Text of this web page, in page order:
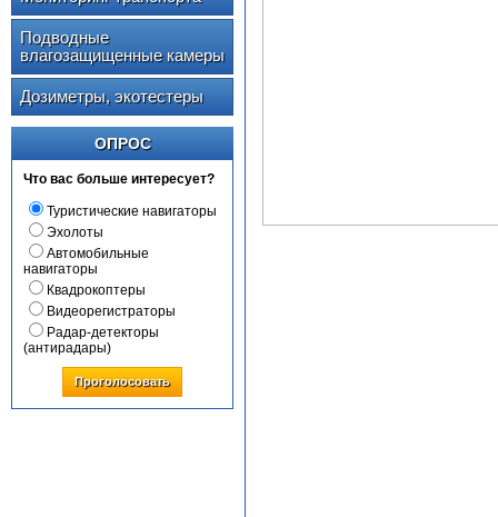
Подводные
влагозащищенные камеры
Дозиметры, экотестеры
ОПРОС
Что вас больше интересует?
Туристические навигаторы
Эхолоты
Автомобильные
навигаторы
Квадрокоптеры
Видеорегистраторы
Радар-детекторы
(антирадары)
Проголосовать